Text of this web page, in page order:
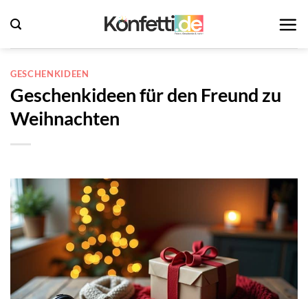
Inhalt
springen
GESCHENKIDEEN
Geschenkideen für den Freund zu
Weihnachten